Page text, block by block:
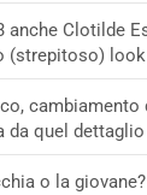
anche Clotilde
(strepitoso) look
da quel dettaglio
o la